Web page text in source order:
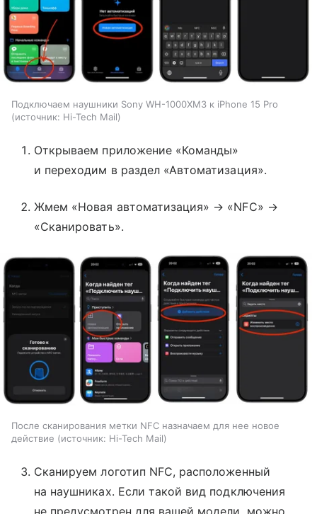
Подключаем наушники Sony WH-1000XM3 к iPhone 15 Pro
источник: Hi-Tech Mail
Открываем приложение «Команды»
и переходим в раздел «Автоматизация».
Жмем «Новая автоматизация» → «NFC» →
«Сканировать».
После сканирования метки NFC назначаем для нее новое
действие
источник: Hi-Tech Mail
Сканируем логотип NFC, расположенный
на наушниках. Если такой вид подключения